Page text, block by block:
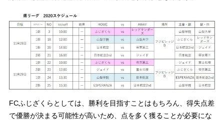
FCふじざくらとしては、勝利を目指すことはもちろん、得失点差
で優勝が決まる可能性が高いため、点を多く獲ることが必要にな